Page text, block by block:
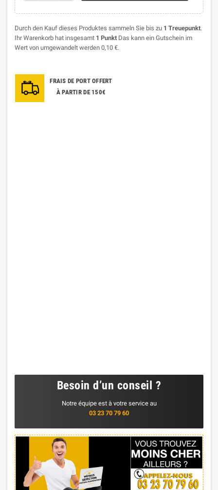
Durch den Kauf dieses Produktes sammeln Sie bis zu 1 Treuepunkt.
Ihr Warenkorb hat insgesamt 1 Punkt Das kann ein Gutschein im
Wert von umgewandelt werden 0,10 €.
FRAIS DE PORT OFFERT
À PARTIR DE 150€
Besoin d’un conseil ?
Notre équipe est à votre service au
03 23 70 79 60